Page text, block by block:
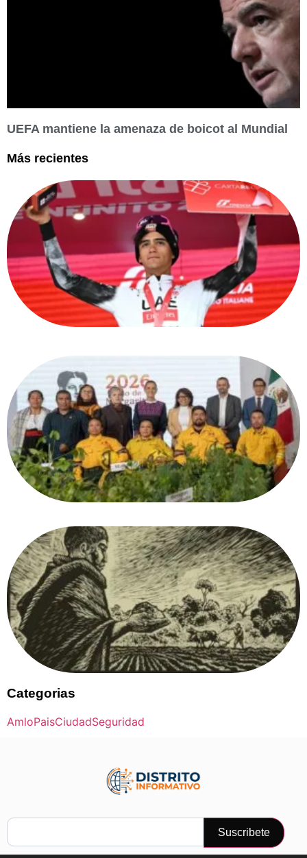
UEFA mantiene la amenaza de boicot al Mundial
Más recientes
Categorias
AmloPaisCiudadSeguridad
Suscribete